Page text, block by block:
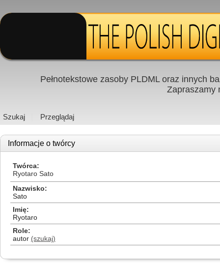
Pełnotekstowe zasoby PLDML oraz innych
Zapraszamy
Szukaj Przeglądaj
Informacje o twórcy
Twórca
Ryotaro Sato
Nazwisko
Sato
Imię
Ryotaro
Role
autor (szukaj)